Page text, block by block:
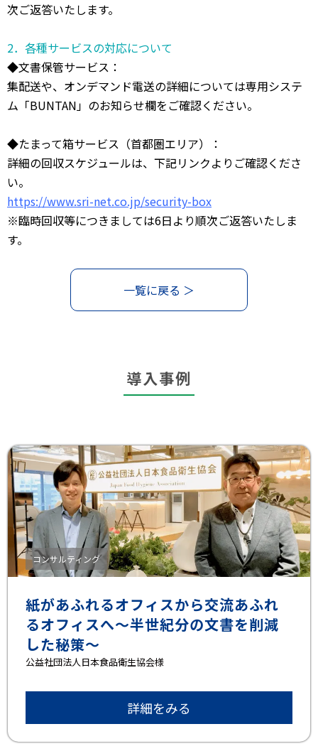
次ご返答いたします。
2．各種サービスの対応について
◆文書保管サービス：
集配送や、オンデマンド電送の詳細については専用システ
ム「BUNTAN」のお知らせ欄をご確認ください。
◆たまって箱サービス（首都圏エリア）：
詳細の回収スケジュールは、下記リンクよりご確認くださ
い。
https://www.sri-net.co.jp/security-box
※臨時回収等につきましては6日より順次ご返答いたしま
す。
一覧に戻る ＞
導入事例
コンサルティング
紙があふれるオフィスから交流あふれ
るオフィスへ～半世紀分の文書を削減
した秘策～
公益社団法人日本食品衛生協会様
詳細をみる